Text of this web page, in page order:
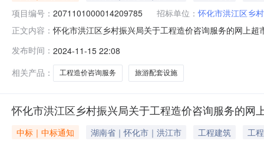
项目编号： 2071101000014209785 招标单位： 怀化市洪江区乡
正文内容： 怀化市洪江区乡村振兴局关于工程造价咨询服务的网上
目所在行政区划名称:湖南省怀化市洪江管理区报价起止
发布时间： 2024-11-15 22:08
相关产品：
工程造价咨询服务 旅游配套设施
怀化市洪江区乡村振兴局关于工程造价咨询服务的网
中标｜中标通知 湖南省｜怀化市｜洪江市 工程建筑
工程